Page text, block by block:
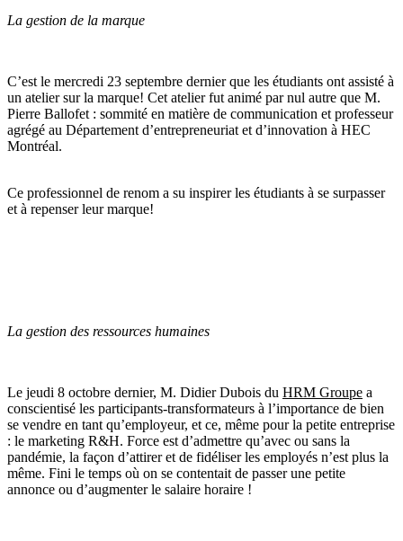
La gestion de la marque
C’est le mercredi 23 septembre dernier que les étudiants ont assisté à
un atelier sur la marque! Cet atelier fut animé par nul autre que M.
Pierre Ballofet : sommité en matière de communication et professeur
agrégé au Département d’entrepreneuriat et d’innovation à HEC
Montréal.
Ce professionnel de renom a su inspirer les étudiants à se surpasser
et à repenser leur marque!
La gestion des ressources humaines
Le jeudi 8 octobre dernier, M. Didier Dubois du HRM Groupe a
conscientisé les participants-transformateurs à l’importance de bien
se vendre en tant qu’employeur, et ce, même pour la petite entreprise
: le marketing R&H. Force est d’admettre qu’avec ou sans la
pandémie, la façon d’attirer et de fidéliser les employés n’est plus la
même. Fini le temps où on se contentait de passer une petite
annonce ou d’augmenter le salaire horaire !